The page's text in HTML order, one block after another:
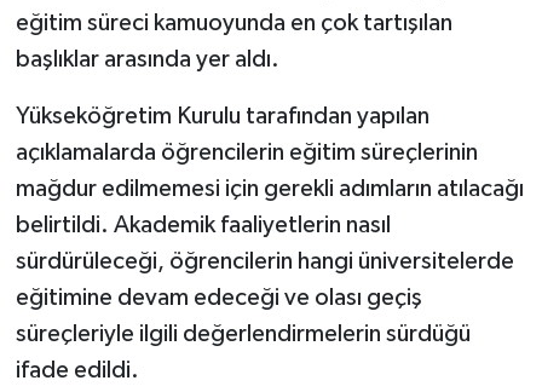
eğitim süreci kamuoyunda en çok tartışılan
başlıklar arasında yer aldı.
Yükseköğretim Kurulu tarafından yapılan
açıklamalarda öğrencilerin eğitim süreçlerinin
mağdur edilmemesi için gerekli adımların atılacağı
belirtildi. Akademik faaliyetlerin nasıl
sürdürüleceği, öğrencilerin hangi üniversitelerde
eğitimine devam edeceği ve olası geçiş
süreçleriyle ilgili değerlendirmelerin sürdüğü
ifade edildi.